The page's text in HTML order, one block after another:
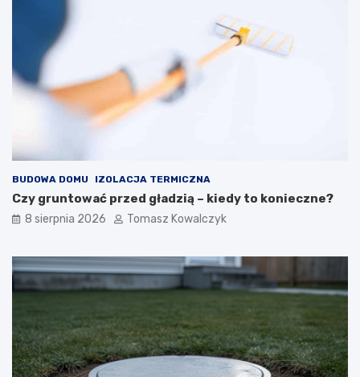
BUDOWA DOMU IZOLACJA TERMICZNA
Czy gruntować przed gładzią – kiedy to konieczne?
8 sierpnia 2026 Tomasz Kowalczyk